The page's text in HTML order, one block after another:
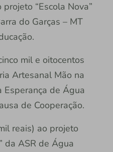
“Escola Nova”
do Garças – MT
mil e oitocentos
Artesanal Mão na
Esperança de Água
de Cooperação.
reais) ao projeto
da ASR de Água